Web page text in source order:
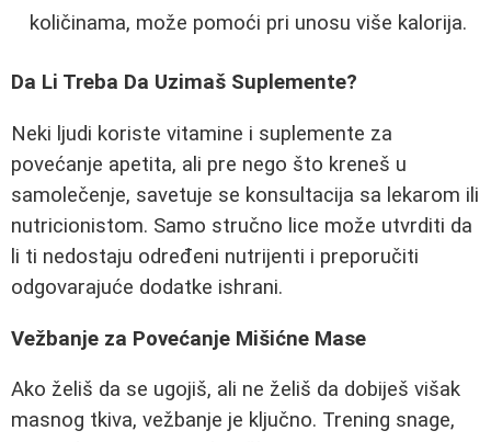
količinama, može pomoći pri unosu više kalorija.
Da Li Treba Da Uzimaš Suplemente?
Neki ljudi koriste vitamine i suplemente za
povećanje apetita, ali pre nego što kreneš u
samolečenje, savetuje se konsultacija sa lekarom ili
nutricionistom. Samo stručno lice može utvrditi da
li ti nedostaju određeni nutrijenti i preporučiti
odgovarajuće dodatke ishrani.
Vežbanje za Povećanje Mišićne Mase
Ako želiš da se ugojiš, ali ne želiš da dobiješ višak
masnog tkiva, vežbanje je ključno. Trening snage,